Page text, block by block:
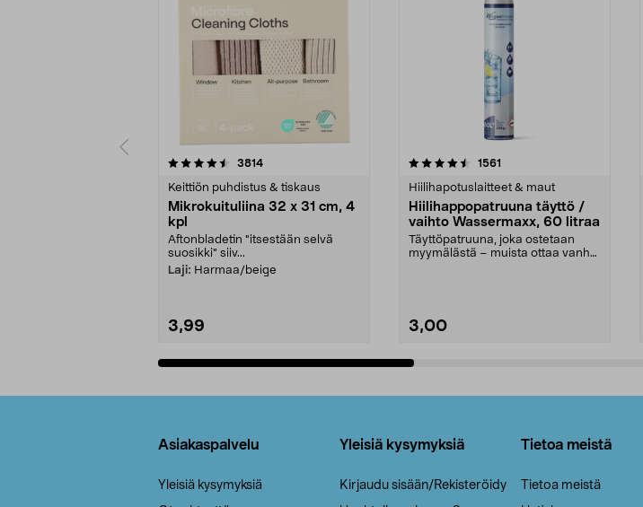
3814arvostelut
Keittiön puhdistus & tiskaus
Mikrokuituliina 32 x 31 cm, 4
kpl
Aftonbladetin "itsestään selvä
suosikki" siiv...
Laji: Harmaa/beige
3,99
4.5viidestä
1561
Hiilihapotuslaitteet & maut
Hiilihappopatruuna täyttö /
vaihto Wassermaxx, 60 litraa
Täyttöpatruuna, joka ostetaan
myymälästä – muista ottaa vanha
3,00
4.5viidestä
Asiakaspalvelu
Yleisiä kysymyksiä
Yleisiä kysymyksiä
Kirjaudu sisään/Rekisteröidy
Tietoa meistä
Tietoa meistä